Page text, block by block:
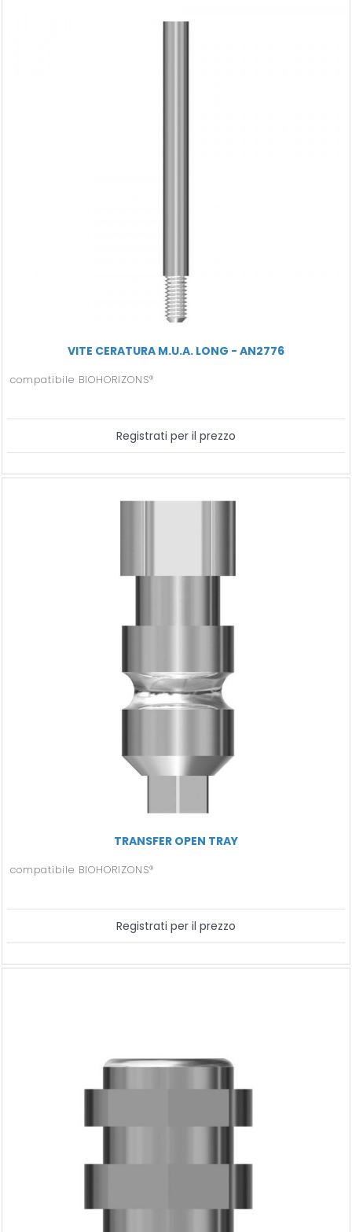
VITE CERATURA M.U.A. LONG - AN2776
compatibile BIOHORIZONS®
Registrati per il prezzo
TRANSFER OPEN TRAY
compatibile BIOHORIZONS®
Registrati per il prezzo